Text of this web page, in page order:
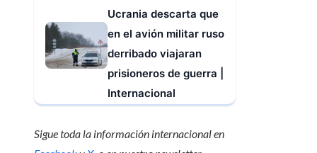
Ucrania descarta que
en el avión militar ruso
derribado viajaran
prisioneros de guerra |
Internacional
Sigue toda la información internacional en